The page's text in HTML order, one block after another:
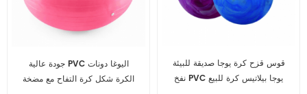
جودة عالية PVC اليوغا دونات
الكرة شكل كرة التفاح مع مضخة
قوس قزح كرة يوجا صديقة للبيئة
نفخ PVC يوجا بيلاتيس كرة للبيع